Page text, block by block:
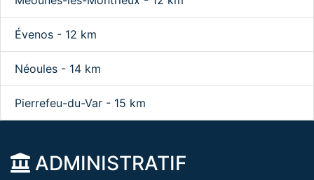
Évenos - 12 km
Néoules - 14 km
Pierrefeu-du-Var - 15 km
ADMINISTRATIF